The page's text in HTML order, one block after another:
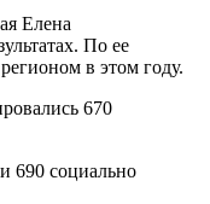
Елена
По ее
в этом году.
670
690 социально